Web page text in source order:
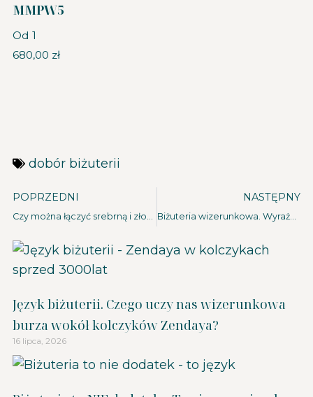
MMPW5
Od 1
680,00 zł
dobór biżuterii
POPRZEDNI
Czy można łączyć srebrną i złotą biżuterię?
NASTĘPNY
Biżuteria wizerunkowa. Wyrażaj swoją wewnętrzną siłę w biznesie.
Język biżuterii. Czego uczy nas wizerunkowa
burza wokół kolczyków Zendaya?
16 lipca, 2026